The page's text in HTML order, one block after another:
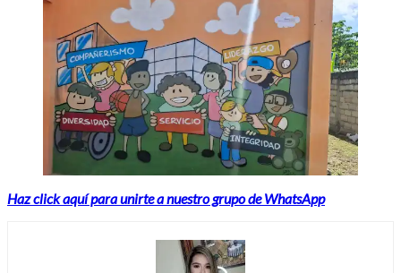
Haz click aquí para unirte a nuestro grupo de WhatsApp